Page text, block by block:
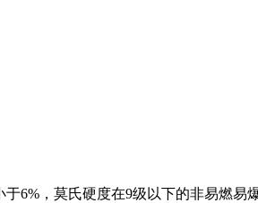
6%，莫氏硬度在9级以下的非易燃易